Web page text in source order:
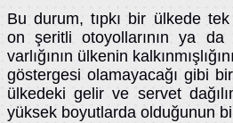
Bu durum, tıpkı bir ülkede
on şeritli otoyollarının ya
varlığının ülkenin
göstergesi olamayacağı gibi
ülkedeki gelir ve servet
yüksek boyutlarda olduğunun